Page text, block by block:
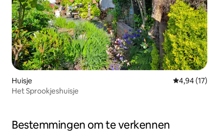
Huisje Gemiddelde
4,94 (17)
Het Sprookjeshuisje
Bestemmingen om te verkennen